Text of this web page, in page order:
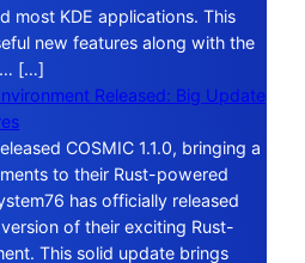
most KDE applications. This
new features along with the
[…]
Released: Big Update
COSMIC 1.1.0, bringing a
to their Rust-powered
has officially released
of their exciting Rust-
This solid update brings